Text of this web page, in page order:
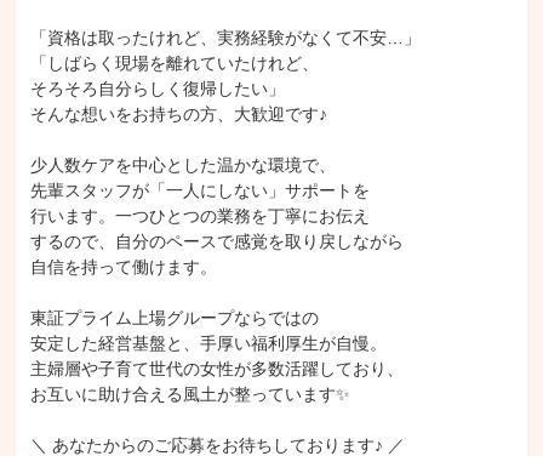
「資格は取ったけれど、実務経験がなくて不安…」
「しばらく現場を離れていたけれど、
そろそろ自分らしく復帰したい」
そんな想いをお持ちの方、大歓迎です♪
少人数ケアを中心とした温かな環境で、
先輩スタッフが「一人にしない」サポートを
行います。一つひとつの業務を丁寧にお伝え
するので、自分のペースで感覚を取り戻しながら
自信を持って働けます。
東証プライム上場グループならではの
安定した経営基盤と、手厚い福利厚生が自慢。
主婦層や子育て世代の女性が多数活躍しており、
お互いに助け合える風土が整っています✨
＼ あなたからのご応募をお待ちしております♪ ／